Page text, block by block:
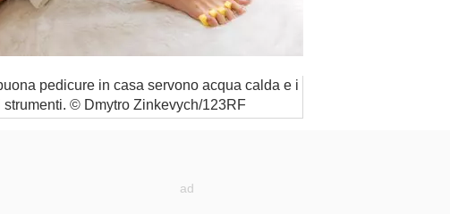
pedicure in casa servono acqua calda e i
strumenti. © Dmytro Zinkevych/123RF